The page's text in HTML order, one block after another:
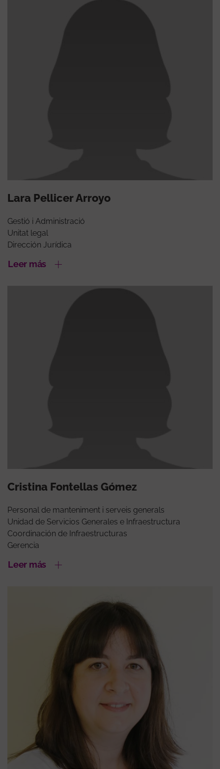
Lara Pellicer Arroyo
Gestió i Administració
Unitat legal
Dirección Jurídica
Leer más
Cristina Fontellas Gómez
Personal de manteniment i serveis generals
Unidad de Servicios Generales e Infraestructura
Coordinación de Infraestructuras
Gerencia
Leer más